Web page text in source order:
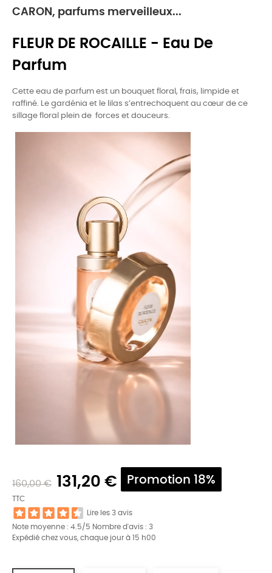
CARON, parfums merveilleux...
FLEUR DE ROCAILLE - Eau De
Parfum
Cette eau de parfum est un bouquet floral, frais, limpide et
raffiné. Le gardénia et le lilas s’entrechoquent au cœur de ce
sillage floral plein de forces et douceurs.
160,00 € 131,20 € Promotion 18%
TTC
Lire les 3 avis
Note moyenne : 4.5/5 Nombre d'avis : 3
Expédié chez vous, chaque jour à 15 h00